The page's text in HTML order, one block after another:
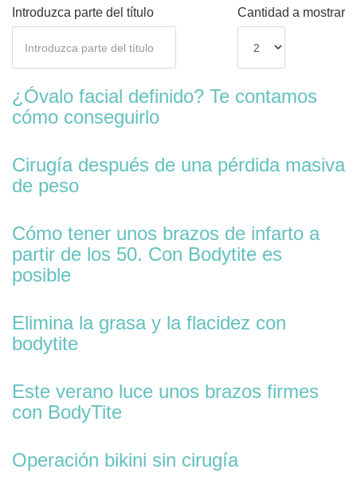
Introduzca parte del título Cantidad a mostrar
¿Óvalo facial definido? Te contamos
cómo conseguirlo
Cirugía después de una pérdida masiva
de peso
Cómo tener unos brazos de infarto a
partir de los 50. Con Bodytite es
posible
Elimina la grasa y la flacidez con
bodytite
Este verano luce unos brazos firmes
con BodyTite
Operación bikini sin cirugía